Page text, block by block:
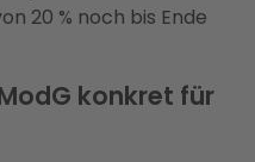
20 % noch bis Ende
konkret für